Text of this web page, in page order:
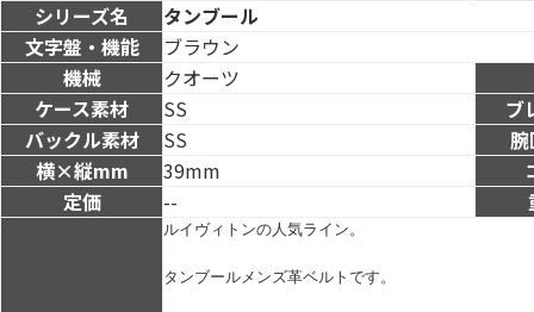
シリーズ名
タンブール
文字盤・機能
ブラウン
機械
クオーツ
ケース素材
SS
ブ
バックル素材
SS
横×縦mm
39mm
定価
--
ルイヴィトンの人気ライン。
タンブールメンズ革ベルトです。